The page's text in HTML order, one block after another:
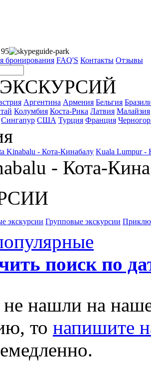
guide-park
бронирования FAQ'S Контакты Отзывы
Аргентина Армения Бельгия
Колумбия Коста-Рика Латвия Малайзия
Сингапур США Турция Франция
Kinabalu - Кота-Кинабалу Kuala Lumpur -
- Кота-
экскурсии Групповые экскурсии
поиск по
нашли на
то напишите